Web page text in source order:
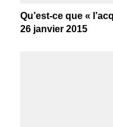
Qu’est-ce que «
26 janvier 2015